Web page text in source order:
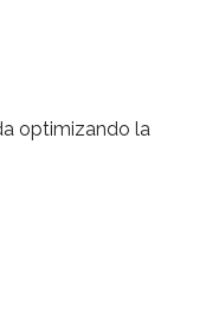
optimizando la